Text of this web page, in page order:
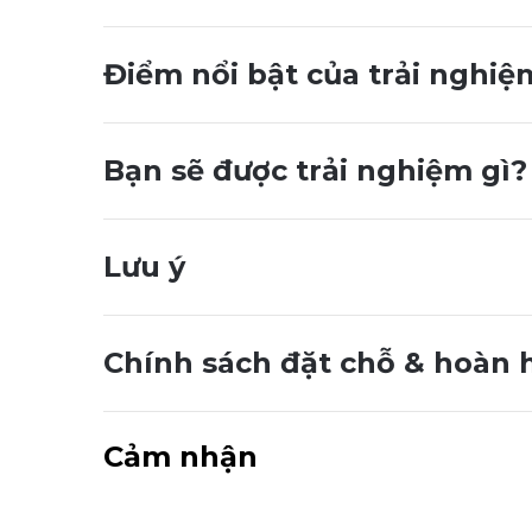
Điểm nổi bật của trải
Bạn sẽ được trải nghiệm gì?
Lưu ý
Chính sách đặt chỗ & hoàn
Cảm nhận